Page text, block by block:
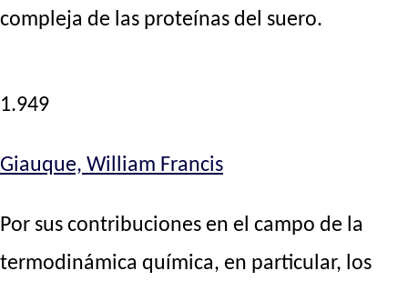
compleja de las proteínas del suero.
1.949
Giauque, William Francis
Por sus contribuciones en el campo de la
termodinámica química, en particular, los